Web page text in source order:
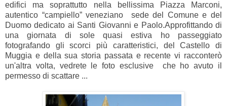
edifici ma soprattutto nella bellissima Piazza Marconi,
autentico “campiello” veneziano sede del Comune e del
Duomo dedicato ai Santi Giovanni e Paolo.Approfittando di
una giornata di sole quasi estiva ho passeggiato
fotografando gli scorci più caratteristici, del Castello di
Muggia e della sua storia passata e recente vi racconterò
un'altra volta, vedrete le foto esclusive che ho avuto il
permesso di scattare ...